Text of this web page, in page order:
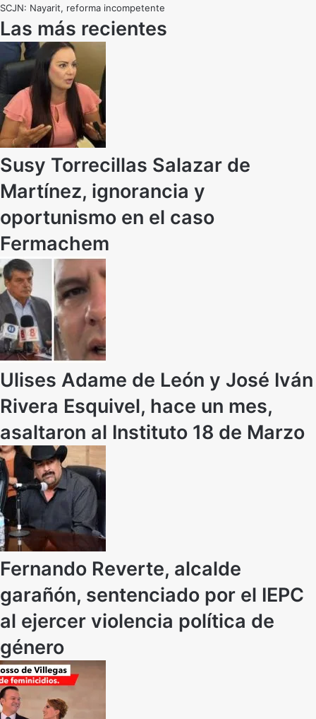
SCJN: Nayarit, reforma incompetente
Las más recientes
Susy Torrecillas Salazar de
Martínez, ignorancia y
oportunismo en el caso
Fermachem
Ulises Adame de León y José Iván
Rivera Esquivel, hace un mes,
asaltaron al Instituto 18 de Marzo
Fernando Reverte, alcalde
garañón, sentenciado por el IEPC
al ejercer violencia política de
género